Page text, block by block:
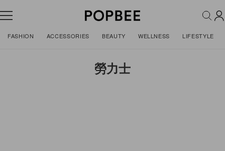
FASHION ACCESSORIES BEAUTY WELLNESS LIFESTYLE
勞力士